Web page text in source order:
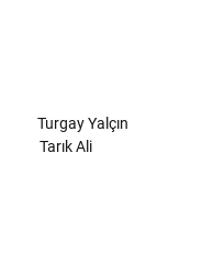
Turgay Yalçın
Tarık Ali